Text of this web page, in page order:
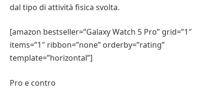
dal tipo di attività fisica svolta.
[amazon bestseller=”Galaxy Watch 5 Pro” grid=”1″
items=”1″ ribbon=”none” orderby=”rating”
template=”horizontal”]
Pro e contro